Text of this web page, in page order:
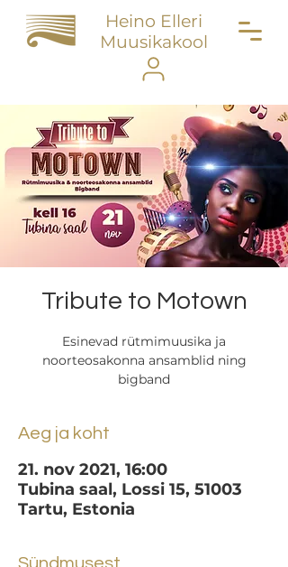
Heino Elleri
Muusikakool
Tribute to Motown
Esinevad rütmimuusika ja
noorteosakonna ansamblid ning
bigband
Aeg ja koht
21. nov 2021, 16:00
Tubina saal, Lossi 15, 51003
Tartu, Estonia
Sündmusest